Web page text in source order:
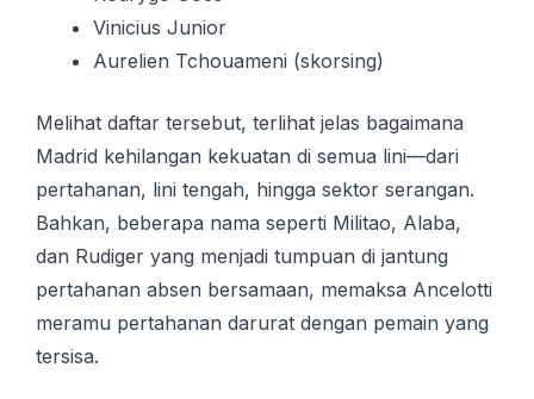
Vinicius Junior
Aurelien Tchouameni (skorsing)
Melihat daftar tersebut, terlihat jelas bagaimana
Madrid kehilangan kekuatan di semua lini—dari
pertahanan, lini tengah, hingga sektor serangan.
Bahkan, beberapa nama seperti Militao, Alaba,
dan Rudiger yang menjadi tumpuan di jantung
pertahanan absen bersamaan, memaksa Ancelotti
meramu pertahanan darurat dengan pemain yang
tersisa.